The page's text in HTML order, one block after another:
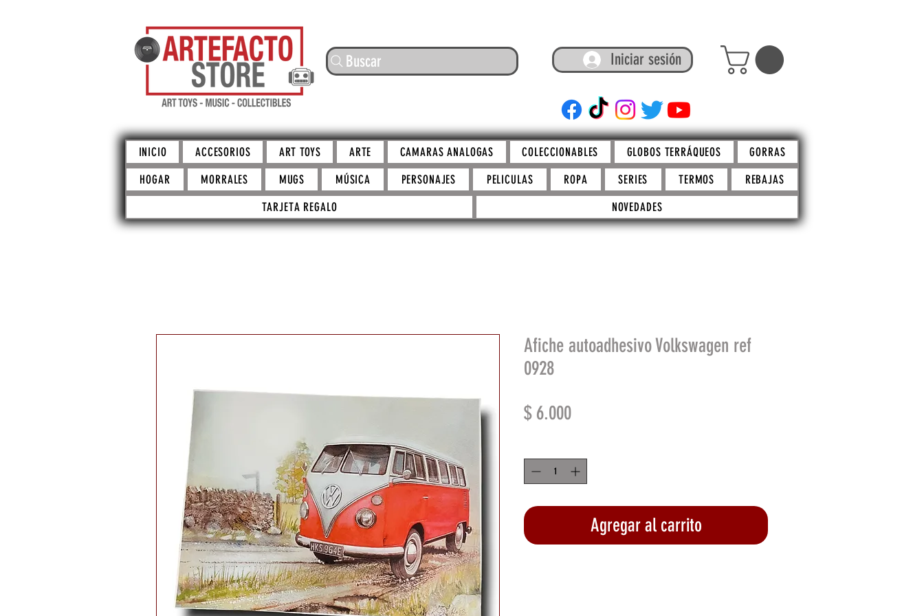
Buscar Iniciar sesión
ARTEFACTO STORE
INICIO ACCESORIOS ART TOYS ARTE CAMARAS ANALOGAS COLECCIONABLES GLOBOS TERRÁQUEOS
GORRAS
HOGAR
MORRALES MUGS MÚSICA PERSONAJES PELICULAS ROPA SERIES TERMOS
REBAJAS
TARJETA REGALO
NOVEDADES
Afiche autoadhesivo Volkswagen ref
0928
$ 6.000Precio
Agregar al carrito